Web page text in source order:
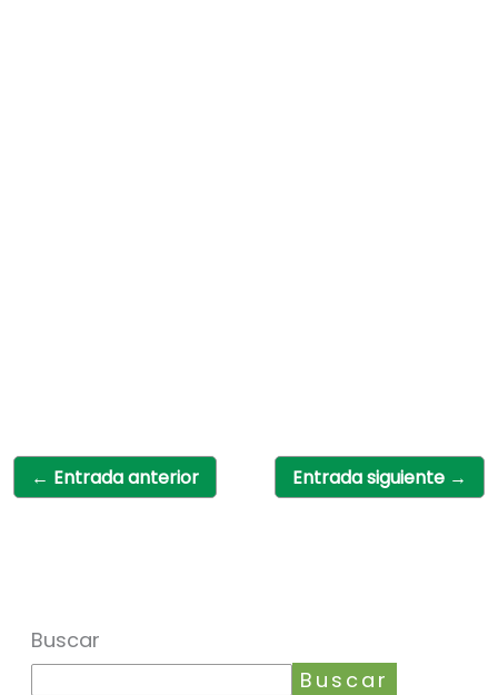
← Entrada anterior Entrada siguiente →
Buscar
Buscar